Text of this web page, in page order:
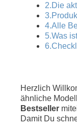
2.Die
4.Alle
5.Was
Herzlich
ähnliche
Bestseller
Damit Du